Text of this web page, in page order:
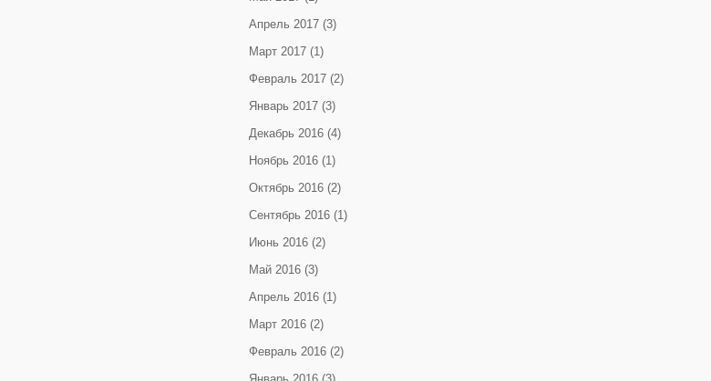
Апрель 2017 (3)
Март 2017 (1)
Февраль 2017 (2)
Январь 2017 (3)
Декабрь 2016 (4)
Ноябрь 2016 (1)
Октябрь 2016 (2)
Сентябрь 2016 (1)
Июнь 2016 (2)
Май 2016 (3)
Апрель 2016 (1)
Март 2016 (2)
Февраль 2016 (2)